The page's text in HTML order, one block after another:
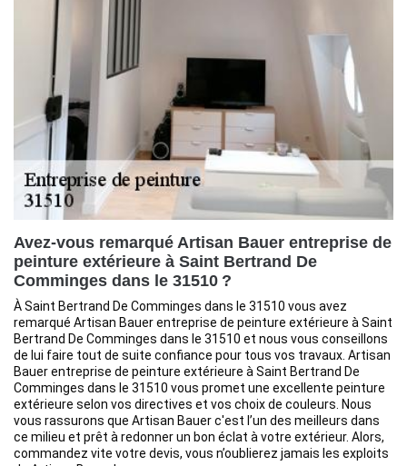
Avez-vous remarqué Artisan Bauer entreprise de
peinture extérieure à Saint Bertrand De
Comminges dans le 31510 ?
À Saint Bertrand De Comminges dans le 31510 vous avez
remarqué Artisan Bauer entreprise de peinture extérieure à Saint
Bertrand De Comminges dans le 31510 et nous vous conseillons
de lui faire tout de suite confiance pour tous vos travaux. Artisan
Bauer entreprise de peinture extérieure à Saint Bertrand De
Comminges dans le 31510 vous promet une excellente peinture
extérieure selon vos directives et vos choix de couleurs. Nous
vous rassurons que Artisan Bauer c'est l’un des meilleurs dans
ce milieu et prêt à redonner un bon éclat à votre extérieur. Alors,
commandez vite votre devis, vous n’oublierez jamais les exploits